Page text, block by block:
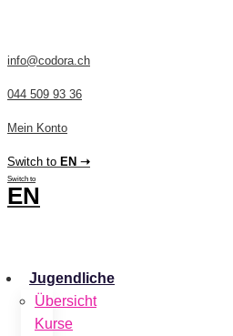
info@codora.ch
044 509 93 36
Mein Konto
Switch to EN ➝
Switch to
EN
Jugendliche
Übersicht
Kurse